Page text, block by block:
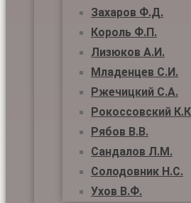
Захаров Ф.Д.
Король Ф.П.
Лизюков А.И.
Младенцев С.И.
Ржечицкий С.А.
Рокоссовский
Рябов В.В.
Сандалов Л.М.
Солодовник Н.С.
Ухов В.Ф.